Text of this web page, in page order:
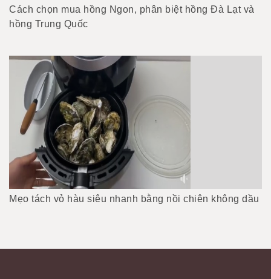
Cách chọn mua hồng Ngon, phân biệt hồng Đà Lạt và
hồng Trung Quốc
Mẹo tách vỏ hàu siêu nhanh bằng nồi chiên không dầu